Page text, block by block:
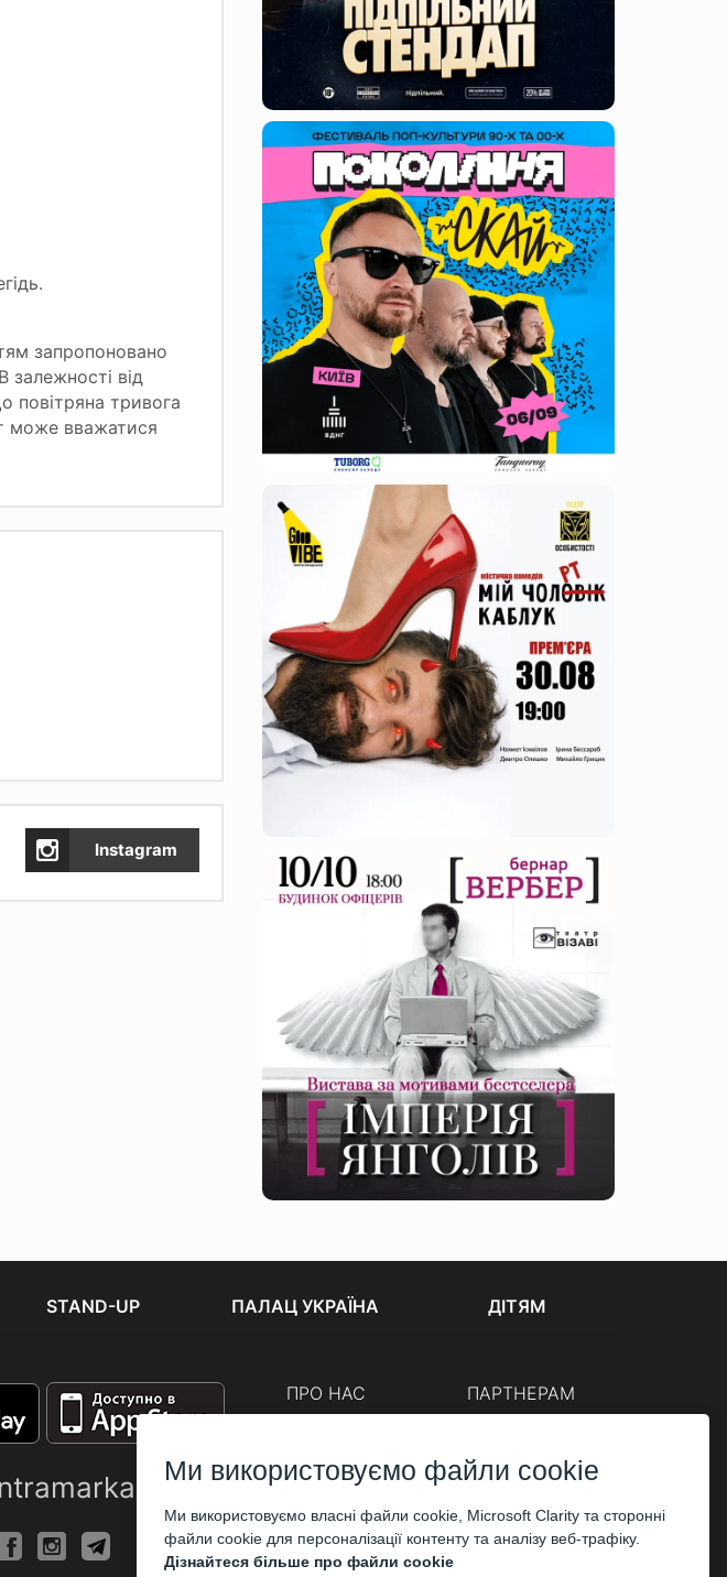
запропоновано
від
повітряна тривога
може вважатися
Instagram
STAND-UP ПАЛАЦ УКРАЇНА ДІТЯМ
ПРО НАС ПАРТНЕРАМ
Корпоративним клієнтам
Ми використовуємо файли cookie
Ми використовуємо власні файли cookie, Microsoft Clarity та сторонні
файли cookie для персоналізації контенту та аналізу веб-трафіку.
Дізнайтеся більше про файли cookie